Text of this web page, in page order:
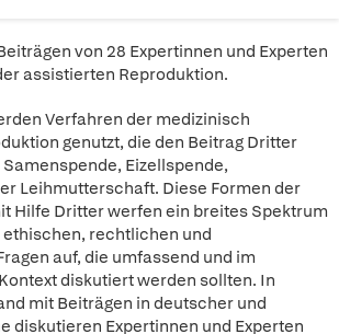
von 28 Expertinnen und Experten
assistierten Reproduktion.
Verfahren der medizinisch
genutzt, die den Beitrag Dritter
Eizellspende,
Leihmutterschaft. Diese Formen der
Hilfe Dritter werfen ein breites Spektrum
rechtlichen und
auf, die umfassend und im
diskutiert werden sollten. In
mit Beiträgen in deutscher und
diskutieren Expertinnen und Experten